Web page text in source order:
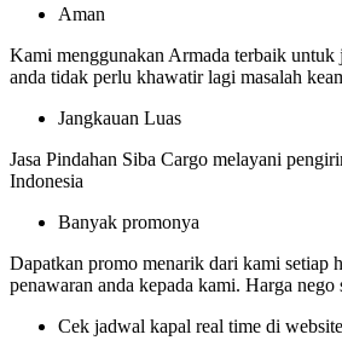
Aman
Kami menggunakan Armada terbaik untuk
anda tidak perlu khawatir lagi masalah
Jangkauan Luas
Jasa Pindahan Siba Cargo melayani
Indonesia
Banyak promonya
Dapatkan promo menarik dari kami setiap
penawaran anda kepada kami. Harga nego
Cek jadwal kapal real time di website